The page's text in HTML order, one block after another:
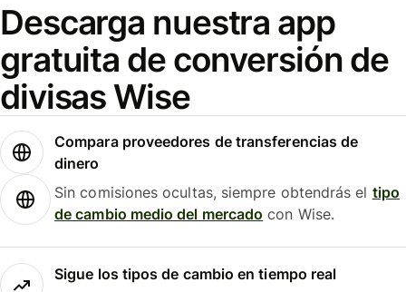
Descarga nuestra app
gratuita de conversión de
divisas Wise
Compara proveedores de transferencias de
dinero
Sin comisiones ocultas, siempre obtendrás el tipo
de cambio medio del mercado con Wise.
Sigue los tipos de cambio en tiempo real